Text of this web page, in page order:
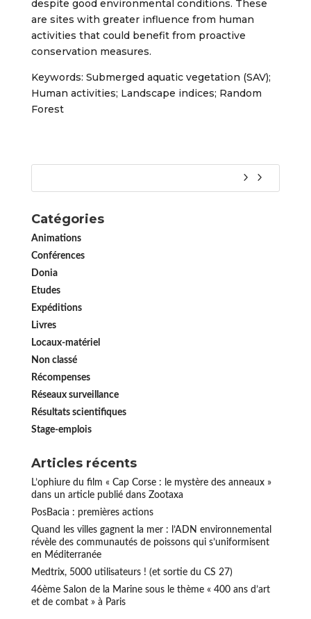
despite good environmental conditions. These
are sites with greater influence from human
activities that could benefit from proactive
conservation measures.
Keywords: Submerged aquatic vegetation (SAV);
Human activities; Landscape indices; Random
Forest
Catégories
Animations
Conférences
Donia
Etudes
Expéditions
Livres
Locaux-matériel
Non classé
Récompenses
Réseaux surveillance
Résultats scientifiques
Stage-emplois
Articles récents
L’ophiure du film « Cap Corse : le mystère des anneaux »
dans un article publié dans Zootaxa
PosBacia : premières actions
Quand les villes gagnent la mer : l’ADN environnemental
révèle des communautés de poissons qui s’uniformisent
en Méditerranée
Medtrix, 5000 utilisateurs ! (et sortie du CS 27)
46ème Salon de la Marine sous le thème « 400 ans d’art
et de combat » à Paris